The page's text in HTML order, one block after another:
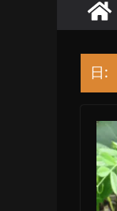
日: